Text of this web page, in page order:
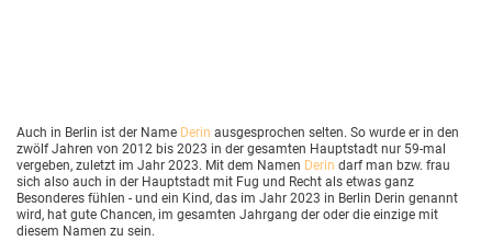
Auch in Berlin ist der Name Derin ausgesprochen selten. So wurde er in den
zwölf Jahren von 2012 bis 2023 in der gesamten Hauptstadt nur 59-mal
vergeben, zuletzt im Jahr 2023. Mit dem Namen Derin darf man bzw. frau
sich also auch in der Hauptstadt mit Fug und Recht als etwas ganz
Besonderes fühlen - und ein Kind, das im Jahr 2023 in Berlin Derin genannt
wird, hat gute Chancen, im gesamten Jahrgang der oder die einzige mit
diesem Namen zu sein.